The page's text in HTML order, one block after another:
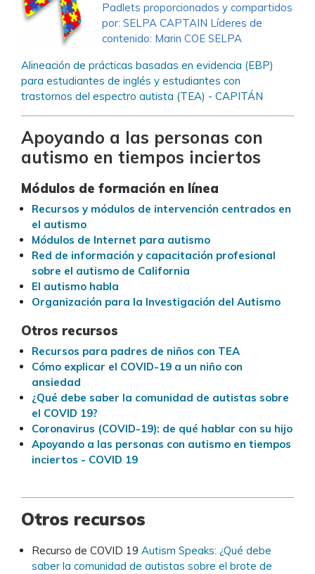
Padlets proporcionados y compartidos
por: SELPA CAPTAIN Líderes de
contenido: Marin COE SELPA
Alineación de prácticas basadas en evidencia (EBP)
para estudiantes de inglés y estudiantes con
trastornos del espectro autista (TEA) - CAPITÁN
Apoyando a las personas con
autismo en tiempos inciertos
Módulos de formación en línea
Recursos y módulos de intervención centrados en
el autismo
Módulos de Internet para autismo
Red de información y capacitación profesional
sobre el autismo de California
El autismo habla
Organización para la Investigación del Autismo
Otros recursos
Recursos para padres de niños con TEA
Cómo explicar el COVID-19 a un niño con
ansiedad
¿Qué debe saber la comunidad de autistas sobre
el COVID 19?
Coronavirus (COVID-19): de qué hablar con su hijo
Apoyando a las personas con autismo en tiempos
inciertos - COVID 19
Otros recursos
Recurso de COVID 19 Autism Speaks: ¿Qué debe
saber la comunidad de autistas sobre el brote de